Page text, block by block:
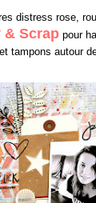
distress rose ,
& Scrap pour
tampons autour